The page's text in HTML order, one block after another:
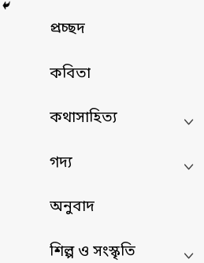
প্রচ্ছদ
কবিতা
কথাসাহিত্য
গদ্য
অনুবাদ
শিল্প ও সংস্কৃতি